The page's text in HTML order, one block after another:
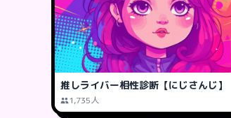
推しライバー相性診断【にじさんじ】
1,735人